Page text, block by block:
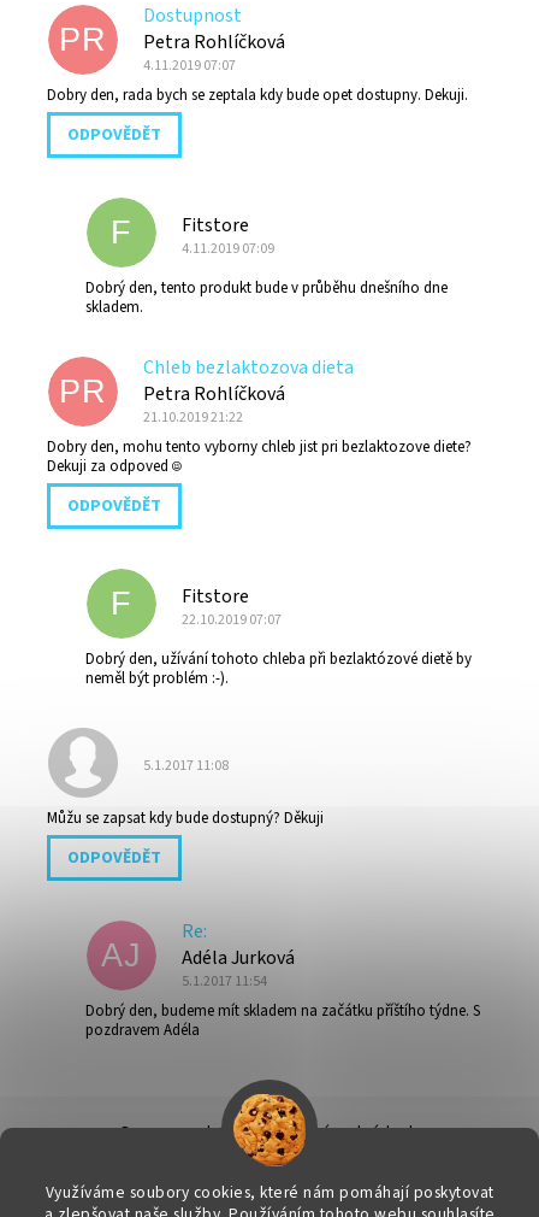
PR
Dostupnost
Petra Rohlíčková
4.11.2019 07:07
Dobry den, rada bych se zeptala kdy bude opet dostupny. Dekuji.
ODPOVĚDĚT
F Fitstore
4.11.2019 07:09
Dobrý den, tento produkt bude v průběhu dnešního dne
skladem.
PR
Chleb bezlaktozova dieta
Petra Rohlíčková
21.10.2019 21:22
Dobry den, mohu tento vyborny chleb jist pri bezlaktozove diete?
Dekuji za odpoved ☺️
ODPOVĚDĚT
F Fitstore
22.10.2019 07:07
Dobrý den, užívání tohoto chleba při bezlaktózové dietě by
neměl být problém :-).
5.1.2017 11:08
Můžu se zapsat kdy bude dostupný? Děkuji
ODPOVĚDĚT
AJ
Re:
Adéla Jurková
5.1.2017 11:54
Dobrý den, budeme mít skladem na začátku příštího týdne. S
pozdravem Adéla
Doprava a platba | Obchodní podmínky |
| Info k nákupu & reklamační řád
Kontakty
Využíváme soubory cookies, které nám pomáhají poskytovat